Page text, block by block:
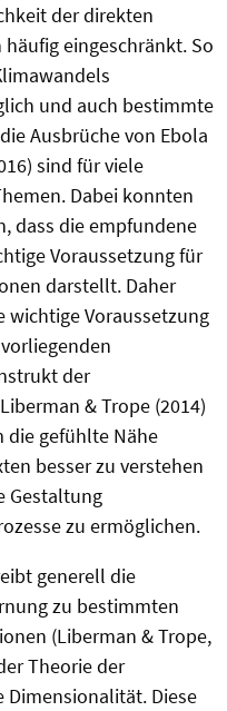
der direkten
eingeschränkt. So
und auch bestimmte
Ausbrüche von Ebola
sind für viele
Dabei konnten
dass die empfundene
Voraussetzung für
darstellt. Daher
wichtige Voraussetzung
der
& Trope (2014)
die gefühlte Nähe
besser zu verstehen
Gestaltung
zu ermöglichen.
generell die
zu bestimmten
(Liberman & Trope,
Theorie der
Dimensionalität. Diese